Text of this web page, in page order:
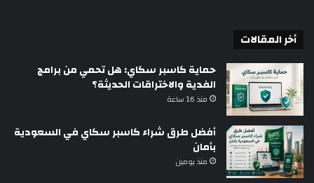
أخر المقالات
حماية كاسبر سكاي: هل تحمي من برامج
الفدية والاختراقات الحديثة؟
منذ 16 ساعة
أفضل طرق شراء كاسبر سكاي في السعودية
بأمان
منذ يومين